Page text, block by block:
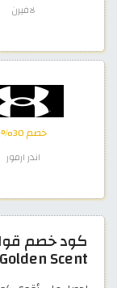
لافيرن
خصم 30%
اندر ارمور
Golden Scent بقيمة 5%